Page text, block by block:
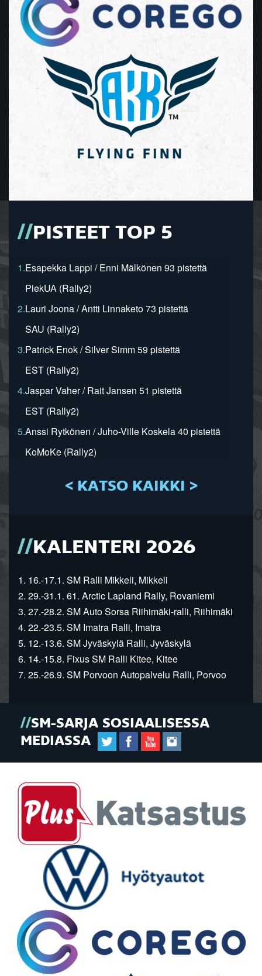
PISTEET TOP 5
1.Esapekka Lappi / Enni Mälkönen 93 pistettä
PiekUA (Rally2)
2.Lauri Joona / Antti Linnaketo 73 pistettä
SAU (Rally2)
3.Patrick Enok / Silver Simm 59 pistettä
EST (Rally2)
4.Jaspar Vaher / Rait Jansen 51 pistettä
EST (Rally2)
5.Anssi Rytkönen / Juho-Ville Koskela 40 pistettä
KoMoKe (Rally2)
< KATSO KAIKKI >
KALENTERI 2026
1. 16.-17.1. SM Ralli Mikkeli, Mikkeli
2. 29.-31.1. 61. Arctic Lapland Rally, Rovaniemi
3. 27.-28.2. SM Auto Sorsa Riihimäki-ralli, Riihimäki
4. 22.-23.5. SM Imatra Ralli, Imatra
5. 12.-13.6. SM Jyväskylä Ralli, Jyväskylä
6. 14.-15.8. Fixus SM Ralli Kitee, Kitee
7. 25.-26.9. SM Porvoon Autopalvelu Ralli, Porvoo
SM-SARJA SOSIAALISESSA
MEDIASSA